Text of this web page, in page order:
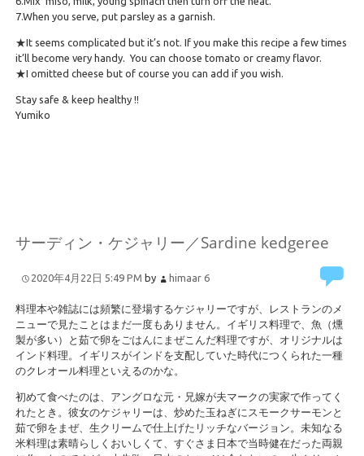
7.When you serve, put parsley as a garnish.
★It seems complicated but it’s not. If you make this recipe a few times
it’ll become very handy. You can choose tomato or creamy flavor.
★I omitted cheese but of course you can add if you wish.
Stay safe & keep healthy !!
Yumiko
サーディン・ケジャリー／Sardine kedgeree
2020年4月22日 5:49 PM by himaar 6
料理本や雑誌には頻繁に登場するケジャリーですが、レストランのメ
ニューで見たことはまだ一度もありません。イギリス料理で、魚（燻
製が多い）と茹で卵をごはんにまぜこんだ料理ですが、オリジナルは
インド料理。イギリスがインドを支配していた時代につくられた一種
のクレオール料理といえるのかな。
初めて食べたのは、アングロな元・兄嫁が夫マークの実家で作ってく
れたとき。彼女のケジャリーは、炒めた玉ねぎにスモークサーモンと
茹で卵をまぜ、生クリームで仕上げたリッチなバージョン。未知なる
米料理は素晴らしくおいしくて、すぐさま日本で当時健在だった両親